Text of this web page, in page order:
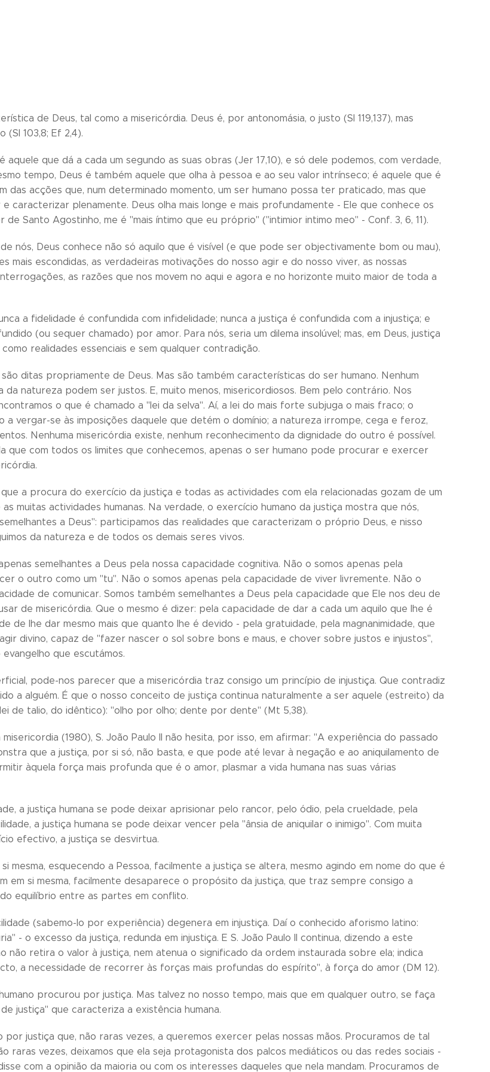
de Deus, tal como a misericórdia. Deus é, por antonomásia, o justo (Sl 119,137), mas
(Sl 103,8; Ef 2,4).
aquele que dá a cada um segundo as suas obras (Jer 17,10), e só dele podemos, com verdade,
tempo, Deus é também aquele que olha à pessoa e ao seu valor intrínseco; é aquele que é
das acções que, num determinado momento, um ser humano possa ter praticado, mas que
caracterizar plenamente. Deus olha mais longe e mais profundamente - Ele que conhece os
de Santo Agostinho, me é "mais íntimo que eu próprio" ("intimior intimo meo" - Conf. 3, 6, 11).
nós, Deus conhece não só aquilo que é visível (e que pode ser objectivamente bom ou mau),
mais escondidas, as verdadeiras motivações do nosso agir e do nosso viver, as nossas
as razões que nos movem no aqui e agora e no horizonte muito maior de toda a
a fidelidade é confundida com infidelidade; nunca a justiça é confundida com a injustiça; e
(ou sequer chamado) por amor. Para nós, seria um dilema insolúvel; mas, em Deus, justiça
realidades essenciais e sem qualquer contradição.
ditas propriamente de Deus. Mas são também características do ser humano. Nenhum
da natureza podem ser justos. E, muito menos, misericordiosos. Bem pelo contrário. Nos
o que é chamado a "lei da selva". Aí, a lei do mais forte subjuga o mais fraco; o
a vergar-se às imposições daquele que detém o domínio; a natureza irrompe, cega e feroz,
Nenhuma misericórdia existe, nenhum reconhecimento da dignidade do outro é possível.
que com todos os limites que conhecemos, apenas o ser humano pode procurar e exercer
a procura do exercício da justiça e todas as actividades com ela relacionadas gozam de um
muitas actividades humanas. Na verdade, o exercício humano da justiça mostra que nós,
a Deus": participamos das realidades que caracterizam o próprio Deus, e nisso
da natureza e de todos os demais seres vivos.
semelhantes a Deus pela nossa capacidade cognitiva. Não o somos apenas pela
o outro como um "tu". Não o somos apenas pela capacidade de viver livremente. Não o
de comunicar. Somos também semelhantes a Deus pela capacidade que Ele nos deu de
de misericórdia. Que o mesmo é dizer: pela capacidade de dar a cada um aquilo que lhe é
de lhe dar mesmo mais que quanto lhe é devido - pela gratuidade, pela magnanimidade, que
divino, capaz de "fazer nascer o sol sobre bons e maus, e chover sobre justos e injustos",
que escutámos.
pode-nos parecer que a misericórdia traz consigo um princípio de injustiça. Que contradiz
a alguém. É que o nosso conceito de justiça continua naturalmente a ser aquele (estreito) da
de talio, do idêntico): "olho por olho; dente por dente" (Mt 5,38).
misericordia (1980), S. João Paulo II não hesita, por isso, em afirmar: "A experiência do passado
que a justiça, por si só, não basta, e que pode até levar à negação e ao aniquilamento de
àquela força mais profunda que é o amor, plasmar a vida humana nas suas várias
a justiça humana se pode deixar aprisionar pelo rancor, pelo ódio, pela crueldade, pela
a justiça humana se pode deixar vencer pela "ânsia de aniquilar o inimigo". Com muita
efectivo, a justiça se desvirtua.
mesma, esquecendo a Pessoa, facilmente a justiça se altera, mesmo agindo em nome do que é
em si mesma, facilmente desaparece o propósito da justiça, que traz sempre consigo a
equilíbrio entre as partes em conflito.
(sabemo-lo por experiência) degenera em injustiça. Daí o conhecido aforismo latino:
- o excesso da justiça, redunda em injustiça. E S. João Paulo II continua, dizendo a este
não retira o valor à justiça, nem atenua o significado da ordem instaurada sobre ela; indica
a necessidade de recorrer às forças mais profundas do espírito", à força do amor (DM 12).
procurou por justiça. Mas talvez no nosso tempo, mais que em qualquer outro, se faça
justiça" que caracteriza a existência humana.
por justiça que, não raras vezes, a queremos exercer pelas nossas mãos. Procuramos de tal
raras vezes, deixamos que ela seja protagonista dos palcos mediáticos ou das redes sociais -
com a opinião da maioria ou com os interesses daqueles que nela mandam. Procuramos de